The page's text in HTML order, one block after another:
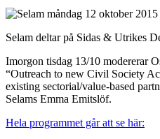
måndag 12 oktober 2015
Selam deltar på Sidas & Utrikes
Imorgon tisdag 13/10 modererar
“Outreach to new Civil Society
existing sectorial/value-based
Selams Emma Emitslöf.
Hela programmet går att se här: